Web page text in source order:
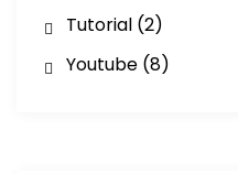
Tutorial(2)
Youtube(8)